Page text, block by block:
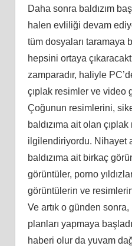
Daha sonra baldızım
halen evliliği devam
tüm dosyaları taramaya
hepsini ortaya
zamparadır, haliyle
çıplak resimler ve video
Çoğunun resimlerini,
baldızıma ait olan
ilgilendiriyordu. Nihayet
baldızıma ait birkaç
görüntüler, porno
görüntülerin ve
Ve artık o günden sonra,
planları yapmaya
haberi olur da yuvam